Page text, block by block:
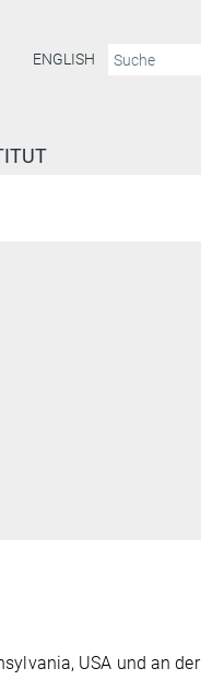
ENGLISH
USA und an der